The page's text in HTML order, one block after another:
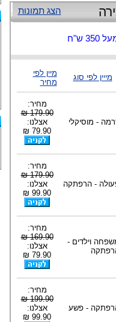
הצג תמונות
ש"ח
מייין לפי סוג
מיין לפי
מחיר
- מוסיקלי
מחיר:
179.90 ₪
אצלנו:
79.90 ₪
- הרפתקה
מחיר:
179.90 ₪
אצלנו:
99.90 ₪
וילדים -
מחיר:
169.90 ₪
אצלנו:
79.90 ₪
- פשע
מחיר:
199.90 ₪
אצלנו:
99.90 ₪